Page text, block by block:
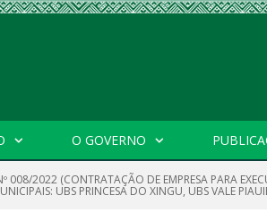
O GOVERNO
008/2022 (CONTRATAÇÃO DE EMPRESA PARA
UBS PRINCESA DO XINGU, UBS VALE